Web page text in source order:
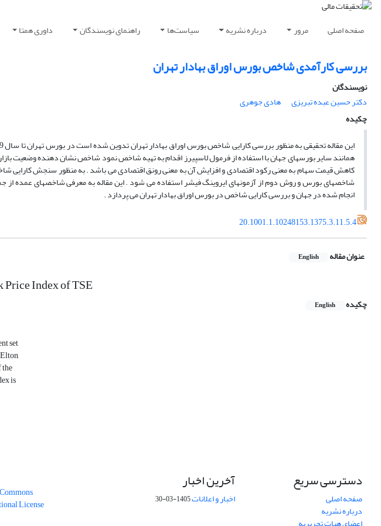
صفحه اصلی مرور درباره نشریه سیاست‌ها راهنمای نویسندگان داوری همتا
بررسی کارآمدی شاخص بورس اوراق بهادار تهران
نویسندگان
دکتر حسین عبده تبریزی
هادی جوهری
چکیده
همانند سایر بورسهای جهان با استفاده از فرمول لاسپیرز اقدام به تهیه شاخص نمود شاخص نشان دهنده وضعیت
کاهش قیمت سهام به معنی رکود اقتصادی و افزایش آن به معنی رونق اقتصادی می باشد . به منظور سنجش کارایی
شاخصهای بورس و روش دوم از آزمونهای ایروینگ فیشر استفاده می شود . این مقاله به معرفی شاخصهای عمده از
انجام شده در جهان و بررسی کارایی شاخص در بورس اوراق بهادار تهران می پردازد .
20.1001.1.10248153.1375.3.11.5.4
عنوان مقاله English
Index of TSE
چکیده English
set
is
دسترسی سریع
صفحه اصلی
درباره نشریه
آخرین اخبار
اخبار و اعلانات1405-03-30
License